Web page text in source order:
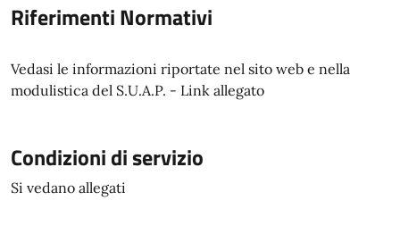
Riferimenti Normativi
Vedasi le informazioni riportate nel sito web e nella
modulistica del S.U.A.P. - Link allegato
Condizioni di servizio
Si vedano allegati